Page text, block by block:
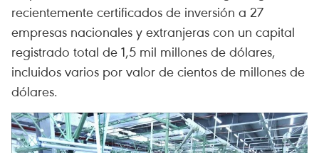
recientemente certificados de inversión a 27
empresas nacionales y extranjeras con un capital
registrado total de 1,5 mil millones de dólares,
incluidos varios por valor de cientos de millones de
dólares.